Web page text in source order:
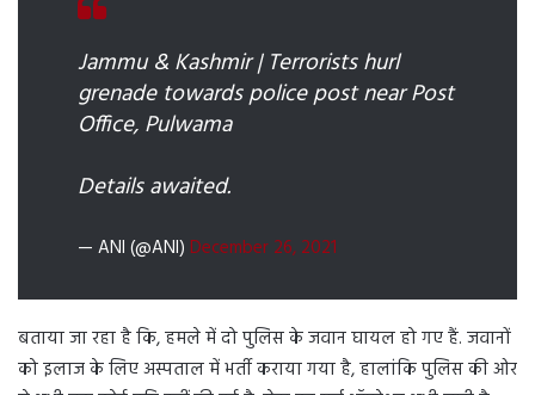
Jammu & Kashmir | Terrorists hurl
grenade towards police post near Post
Office, Pulwama
Details awaited.
— ANI (@ANI) December 26, 2021
बताया जा रहा है कि, हमले में दो पुलिस के जवान घायल हो गए हैं. जवानों
को इलाज के लिए अस्पताल में भर्ती कराया गया है, हालांकि पुलिस की ओर